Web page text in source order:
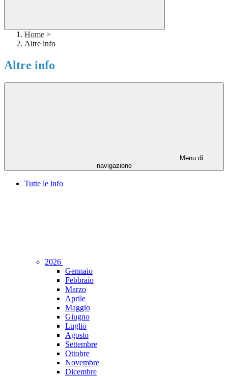
Home >
Altre info
Altre info
Menu di
navigazione
Tutte le info
2026
Gennaio
Febbraio
Marzo
Aprile
Maggio
Giugno
Luglio
Agosto
Settembre
Ottobre
Novembre
Dicembre